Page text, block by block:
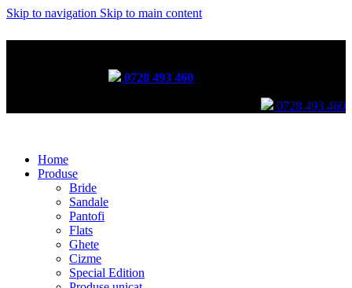
Skip to navigation Skip to main content
0728 493 460
0728 493 460
Home
Produse
Bride
Sandale
Pantofi
Flats
Ghete
Cizme
Special Edition